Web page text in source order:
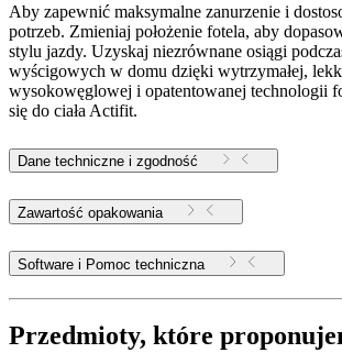
Aby zapewnić maksymalne zanurzenie i
potrzeb. Zmieniaj położenie fotela, aby
stylu jazdy. Uzyskaj niezrównane osiągi
wyścigowych w domu dzięki wytrzymałej,
wysokowęglowej i opatentowanej technologii
się do ciała Actifit.
Dane techniczne i zgodność
Zawartość opakowania
Software i Pomoc techniczna
Przedmioty, które